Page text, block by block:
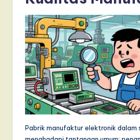
Pabrik manufaktur elektronik dalam